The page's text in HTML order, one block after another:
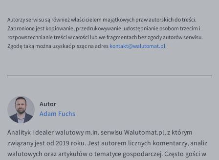
Autorzy serwisu są również właścicielem majątkowych praw autorskich do treści.
Zabronione jest kopiowanie, przedrukowywanie, udostępnianie osobom trzecim i
rozpowszechnianie treści w całości lub we fragmentach bez zgody autorów serwisu.
Zgodę taką można uzyskać pisząc na adres kontakt@walutomat.pl.
Autor
Adam Fuchs
Analityk i dealer walutowy m.in. serwisu Walutomat.pl, z którym
związany jest od 2019 roku. Jest autorem licznych komentarzy, analiz
walutowych oraz artykułów o tematyce gospodarczej. Często gości w